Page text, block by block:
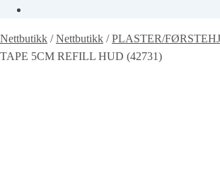
Nettbutikk /Nettbutikk /PLASTER/
TAPE 5CM REFILL HUD (42731)